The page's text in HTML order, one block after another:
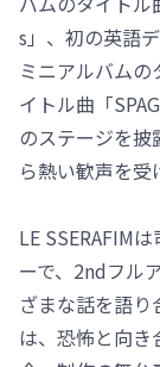
s」、初の英語
ミニアルバムの
イトル曲「
のステージを
ら熱い歓声を受
LE SSERAFIM
ーで、2ndフル
ざまな話を語
は、恐怖と向